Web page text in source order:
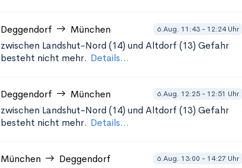
Deggendorf München 6.Aug. 11:43 - 12:24 Uhr
zwischen Landshut-Nord (14) und Altdorf (13) Gefahr
besteht nicht mehr. Details...
Deggendorf München 6.Aug. 12:25 - 12:51 Uhr
zwischen Landshut-Nord (14) und Altdorf (13) Gefahr
besteht nicht mehr. Details...
München Deggendorf 6.Aug. 13:00 - 14:27 Uhr